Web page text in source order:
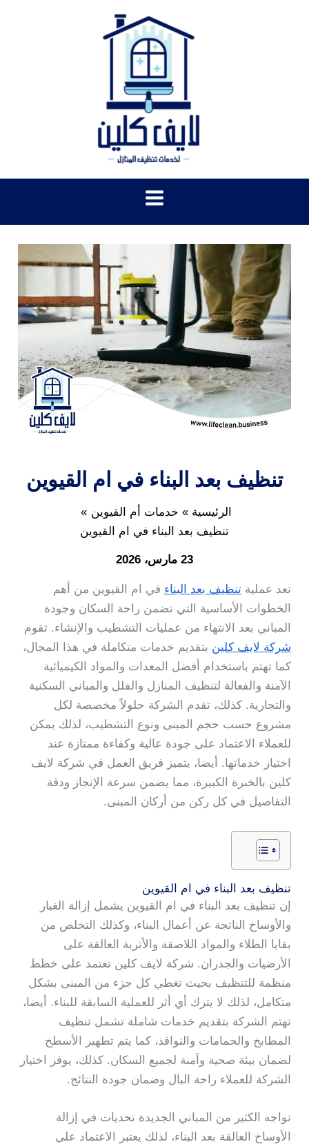
تنظيف بعد البناء في ام القيوين
الرئيسية
خدمات أم القيوين
تنظيف بعد البناء في ام القيوين
23 مارس، 2026
تعد عمليةتنظيف بعد البناء في ام القيوين من أهم
الخطوات الأساسية التي تضمن راحة السكان وجودة
المباني بعد الانتهاء من عمليات التشطيب والإنشاء. تقوم
شركة لايف كلين بتقديم خدمات متكاملة في هذا المجال،
كما تهتم باستخدام أفضل المعدات والمواد الكيميائية
الآمنة والفعالة لتنظيف المنازل والفلل والمباني السكنية
والتجارية. كذلك، تقدم الشركة حلولاً مخصصة لكل
مشروع حسب حجم المبنى ونوع التشطيب، لذلك يمكن
للعملاء الاعتماد على جودة عالية وكفاءة ممتازة عند
اختيار خدماتها. أيضا، يتميز فريق العمل في شركة لايف
كلين بالخبرة الكبيرة، مما يضمن سرعة الإنجاز ودقة
التفاصيل في كل ركن من أركان المبنى.
تنظيف بعد البناء في ام القيوين
إن تنظيف بعد البناء في ام القيوين يشمل إزالة الغبار
والأوساخ الناتجة عن أعمال البناء، وكذلك التخلص من
بقايا الطلاء والمواد اللاصقة والأتربة العالقة على
الأرضيات والجدران. شركة لايف كلين تعتمد على خطط
منظمة للتنظيف بحيث تغطي كل جزء من المبنى بشكل
متكامل، لذلك لا يترك أي أثر للعملية السابقة للبناء. أيضا،
تهتم الشركة بتقديم خدمات شاملة تشمل تنظيف
المطابخ والحمامات والنوافذ، كما يتم تطهير الأسطح
لضمان بيئة صحية وآمنة لجميع السكان. كذلك، يوفر اختيار
الشركة للعملاء راحة البال وضمان جودة النتائج.
تواجه الكثير من المباني الجديدة تحديات في إزالة
الأوساخ العالقة بعد البناء، لذلك يعتبر الاعتماد على